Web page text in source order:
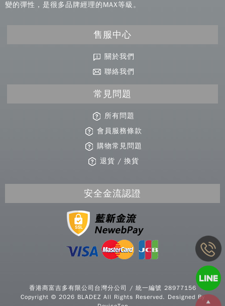
©
All
變的彈性，是很多品牌經理的MAX等級。
售服中心
關於我們
聯絡我們
常見問題
所有問題
會員服務條款
購物常見問題
退貨 / 換貨
安全金流認證
香港商富吉多有限公司台灣分公司 / 統一編號 28977156
Copyright © 2026 BLADEZ All Rights Reserved. Designed By